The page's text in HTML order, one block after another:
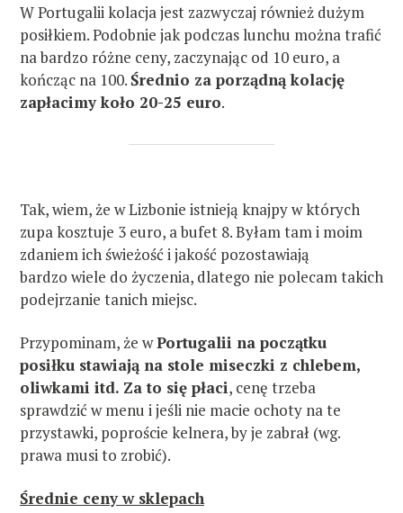
W Portugalii kolacja jest zazwyczaj również dużym
posiłkiem. Podobnie jak podczas lunchu można trafić
na bardzo różne ceny, zaczynając od 10 euro, a
kończąc na 100.Średnio za porządną kolację
zapłacimy koło 20-25 euro.
Tak, wiem, że w Lizbonie istnieją knajpy w których
zupa kosztuje 3 euro, a bufet 8. Byłam tam i moim
zdaniem ich świeżość i jakość pozostawiają
bardzo wiele do życzenia, dlatego nie polecam takich
podejrzanie tanich miejsc.
Przypominam, że wPortugalii na początku
posiłku stawiają na stole miseczki z chlebem,
oliwkami itd. Za to się płaci, cenę trzeba
sprawdzić w menu i jeśli nie macie ochoty na te
przystawki, poproście kelnera, by je zabrał (wg.
prawa musi to zrobić).
Średnie ceny w sklepach